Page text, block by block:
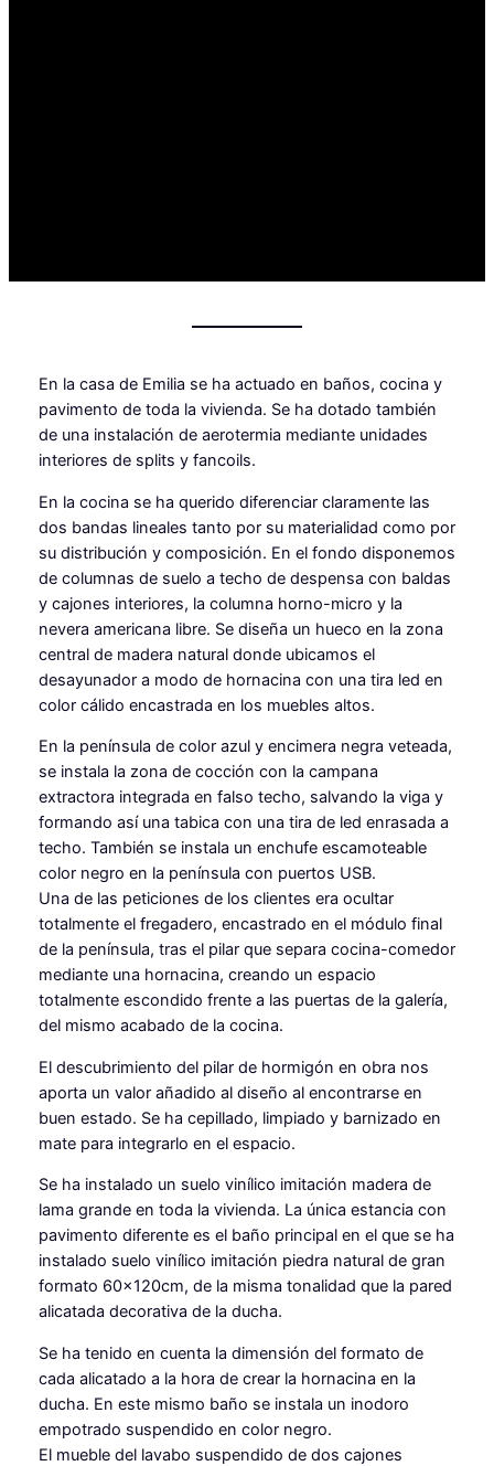
En la casa de Emilia se ha actuado en baños, cocina y
pavimento de toda la vivienda. Se ha dotado también
de una instalación de aerotermia mediante unidades
interiores de splits y fancoils.
En la cocina se ha querido diferenciar claramente las
dos bandas lineales tanto por su materialidad como por
su distribución y composición. En el fondo disponemos
de columnas de suelo a techo de despensa con baldas
y cajones interiores, la columna horno-micro y la
nevera americana libre. Se diseña un hueco en la zona
central de madera natural donde ubicamos el
desayunador a modo de hornacina con una tira led en
color cálido encastrada en los muebles altos.
En la península de color azul y encimera negra veteada,
se instala la zona de cocción con la campana
extractora integrada en falso techo, salvando la viga y
formando así una tabica con una tira de led enrasada a
techo. También se instala un enchufe escamoteable
color negro en la península con puertos USB.
Una de las peticiones de los clientes era ocultar
totalmente el fregadero, encastrado en el módulo final
de la península, tras el pilar que separa cocina-comedor
mediante una hornacina, creando un espacio
totalmente escondido frente a las puertas de la galería,
del mismo acabado de la cocina.
El descubrimiento del pilar de hormigón en obra nos
aporta un valor añadido al diseño al encontrarse en
buen estado. Se ha cepillado, limpiado y barnizado en
mate para integrarlo en el espacio.
Se ha instalado un suelo vinílico imitación madera de
lama grande en toda la vivienda. La única estancia con
pavimento diferente es el baño principal en el que se ha
instalado suelo vinílico imitación piedra natural de gran
formato 60x120cm, de la misma tonalidad que la pared
alicatada decorativa de la ducha.
Se ha tenido en cuenta la dimensión del formato de
cada alicatado a la hora de crear la hornacina en la
ducha. En este mismo baño se instala un inodoro
empotrado suspendido en color negro.
El mueble del lavabo suspendido de dos cajones